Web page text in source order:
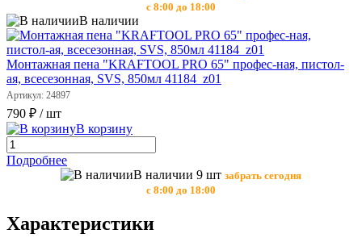
с 8:00 до 18:00
В наличии
Монтажная пена "KRAFTOOL PRO 65" профес-ная, пистол-
ая, всесезонная, SVS, 850мл 41184_z01
Артикул: 24897
790 ₽ / шт
В корзину
Подробнее
В наличии 9 шт забрать сегодня
с 8:00 до 18:00
Характеристики